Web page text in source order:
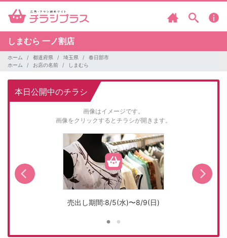
しまむら 一ノ割店
ホーム 都道府県 埼玉県
春日部市
ホーム
お店の名前 しまむら
本日公開中のチラシ
画像はイメージです。
画像をクリックするとチラシが開きます。
売出し期間:8/5(水)〜8/9(日)